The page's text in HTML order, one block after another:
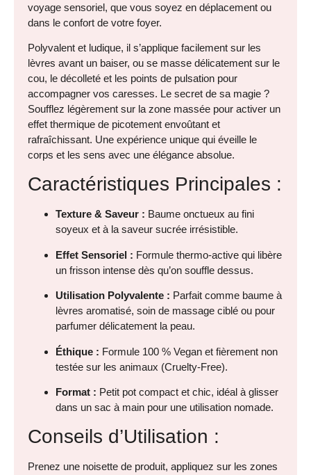
voyage sensoriel, que vous soyez en déplacement ou
dans le confort de votre foyer.
Polyvalent et ludique, il s’applique facilement sur les
lèvres avant un baiser, ou se masse délicatement sur le
cou, le décolleté et les points de pulsation pour
accompagner vos caresses. Le secret de sa magie ?
Soufflez légèrement sur la zone massée pour activer un
effet thermique de picotement envoûtant et
rafraîchissant. Une expérience unique qui éveille le
corps et les sens avec une élégance absolue.
Caractéristiques Principales :
Texture & Saveur : Baume onctueux au fini
soyeux et à la saveur sucrée irrésistible.
Effet Sensoriel : Formule thermo-active qui libère
un frisson intense dès qu’on souffle dessus.
Utilisation Polyvalente : Parfait comme baume à
lèvres aromatisé, soin de massage ciblé ou pour
parfumer délicatement la peau.
Éthique : Formule 100 % Vegan et fièrement non
testée sur les animaux (Cruelty-Free).
Format : Petit pot compact et chic, idéal à glisser
dans un sac à main pour une utilisation nomade.
Conseils d’Utilisation :
Prenez une noisette de produit, appliquez sur les zones